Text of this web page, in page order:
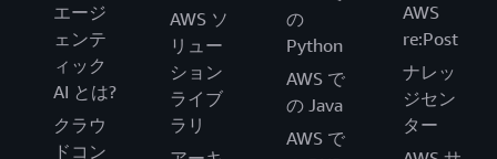
エージ
ェンテ
ィック
AI とは?
クラウ
ドコン
AWS ソ
リュー
ション
ライブ
ラリ
の
Python
AWS で
の Java
AWS で
AWS
re:Post
ナレッ
ジセン
ター